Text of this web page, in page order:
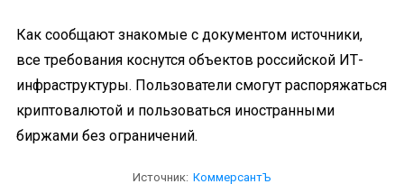
Как сообщают знакомые с документом источники,
все требования коснутся объектов российской ИТ-
инфраструктуры. Пользователи смогут распоряжаться
криптовалютой и пользоваться иностранными
биржами без ограничений.
Источник: КоммерсантЪ